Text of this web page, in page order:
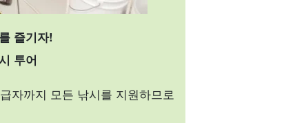
즐기자!
투어
자까지 모든 낚시를 지원하므로